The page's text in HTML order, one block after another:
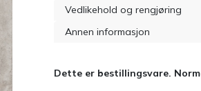
Vedlikehold og rengjøring
Annen informasjon
Dette er bestillingsvare.